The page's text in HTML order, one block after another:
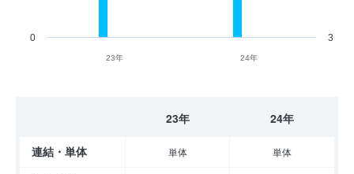
23年 24年
0 3
23年 24年
連結・単体 単体 単体